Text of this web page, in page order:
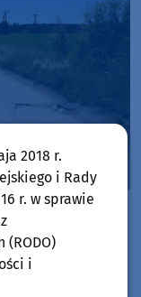
budową drogi
2018 r.
i Rady
r. w sprawie
i